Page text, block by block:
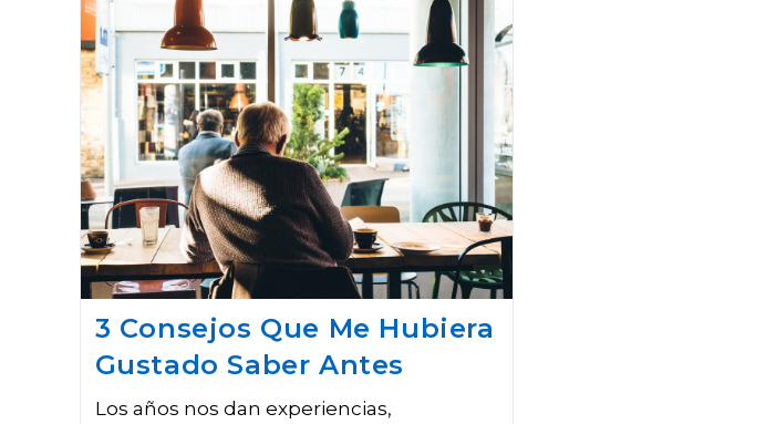
3 Consejos Que Me Hubiera
Gustado Saber Antes
Los años nos dan experiencias,